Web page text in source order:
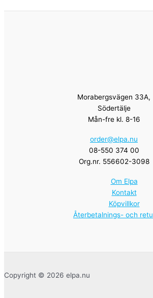
Morabergsvägen 33A,
Södertälje
Mån-fre kl. 8-16
order@elpa.nu
08-550 374 00
Org.nr. 556602-3098
Om Elpa
Kontakt
Köpvillkor
Återbetalnings- och
Copyright © 2026 elpa.nu